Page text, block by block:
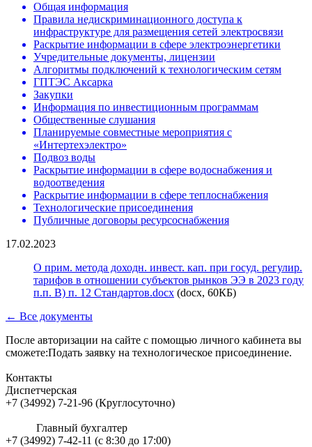
Общая информация
Правила недискриминационного доступа к
инфраструктуре для размещения сетей электросвязи
Раскрытие информации в сфере электроэнергетики
Учредительные документы, лицензии
Алгоритмы подключений к технологическим сетям
ГПТЭС Аксарка
Закупки
Информация по инвестиционным программам
Общественные слушания
Планируемые совместные мероприятия с
«Интертехэлектро»
Подвоз воды
Раскрытие информации в сфере водоснабжения и
водоотведения
Раскрытие информации в сфере теплоснабжения
Технологические присоединения
Публичные договоры ресурсоснабжения
17.02.2023
О прим. метода доходн. инвест. кап. при госуд. регулир.
тарифов в отношении субъектов рынков ЭЭ в 2023 году
п.п. В) п. 12 Стандартов.docx (docx, 60КБ)
← Все документы
После авторизации на сайте с помощью личного кабинета вы
сможете:Подать заявку на технологическое присоединение.
Контакты
Диспетчерская
+7 (34992) 7-21-96 (Круглосуточно)
Главный бухгалтер
+7 (34992) 7-42-11 (с 8:30 до 17:00)